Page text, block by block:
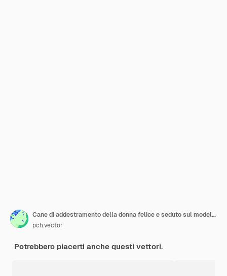
Cane di addestramento della donna felice e seduto sul modello dell'opuscolo della sedia
pch.vector
Potrebbero piacerti anche questi vettori.